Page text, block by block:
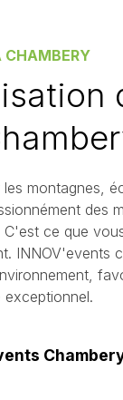
CHAMBERY
montagnes,
des
ce que
INNOV'events